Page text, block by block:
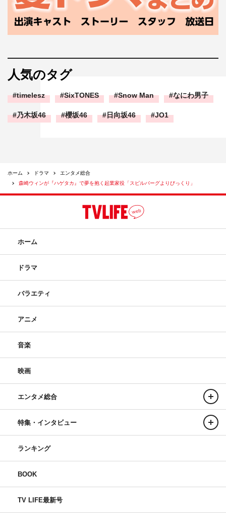
人気のタグ
timelesz SixTONES Snow Man なにわ男子
乃木坂46 櫻坂46 日向坂46 JO1
ホーム ドラマ
エンタメ総合
森崎ウィンが『ハゲタカ』で夢を抱く起業家役「スピルバーグよりびっくり」
ホーム
ドラマ
バラエティ
アニメ
音楽
映画
エンタメ総合
特集・インタビュー
ランキング
BOOK
TV LIFE最新号